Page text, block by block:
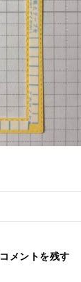
コメントを残す